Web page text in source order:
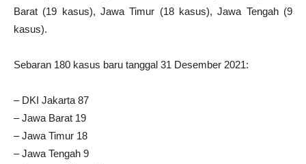
Barat (19 kasus), Jawa Timur (18 kasus), Jawa Tengah (9
kasus).
Sebaran 180 kasus baru tanggal 31 Desember 2021:
– DKI Jakarta 87
– Jawa Barat 19
– Jawa Timur 18
– Jawa Tengah 9